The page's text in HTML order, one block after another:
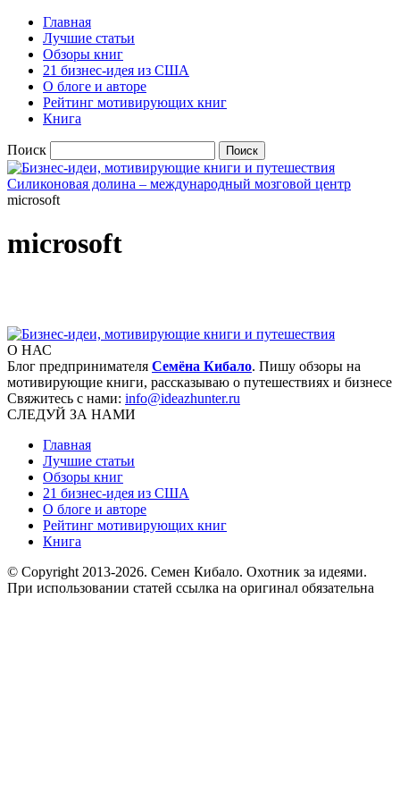
Главная
Лучшие статьи
Обзоры книг
21 бизнес-идея из США
О блоге и авторе
Рейтинг мотивирующих книг
Книга
Поиск
Силиконовая долина – международный мозговой центр
microsoft
microsoft
О НАС
Блог предпринимателя Семёна Кибало. Пишу обзоры на
мотивирующие книги, рассказываю о путешествиях и бизнесе
Свяжитесь с нами: info@ideazhunter.ru
СЛЕДУЙ ЗА НАМИ
Главная
Лучшие статьи
Обзоры книг
21 бизнес-идея из США
О блоге и авторе
Рейтинг мотивирующих книг
Книга
© Copyright 2013-2026. Семен Кибало. Охотник за идеями.
При использовании статей ссылка на оригинал обязательна